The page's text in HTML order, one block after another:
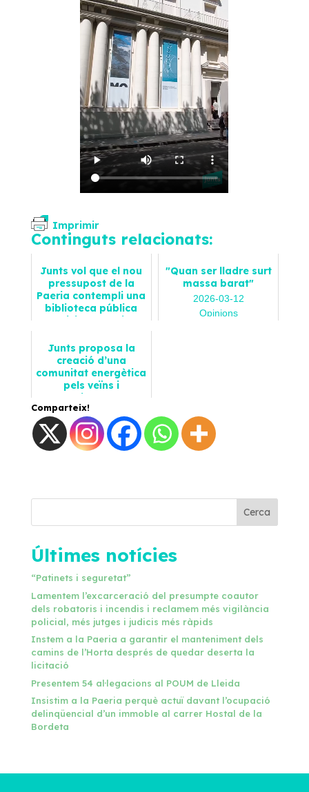
Imprimir
Continguts relacionats:
Junts vol que el nou
pressupost de la
Paeria contempli una
biblioteca pública
Notícies
"Quan ser lladre surt
massa barat"
2026-03-12
Opinions
Junts proposa la
creació d’una
comunitat energètica
pels veïns i
Centre Històric de...
2025-03-18
Notícies
Comparteix!
Cerca
Últimes notícies
“Patinets i seguretat”
Lamentem l’excarceració del presumpte coautor
dels robatoris i incendis i reclamem més vigilància
policial, més jutges i judicis més ràpids
Instem a la Paeria a garantir el manteniment dels
camins de l’Horta després de quedar deserta la
licitació
Presentem 54 al·legacions al POUM de Lleida
Insistim a la Paeria perquè actuï davant l’ocupació
delinqüencial d’un immoble al carrer Hostal de la
Bordeta